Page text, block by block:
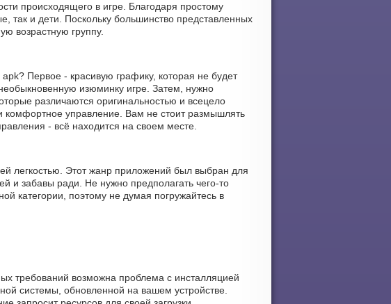
происходящего в игре. Благодаря простому
так и дети. Поскольку большинство представленных
возрастную группу.
Первое - красивую графику, которая не будет
изюминку игре. Затем, нужно
различаются оригинальностью и всецело
комфортное управление. Вам не стоит размышлять
- всё находится на своем месте.
легкостью. Этот жанр приложений был выбран для
и забавы ради. Не нужно предполагать чего-то
категории, поэтому не думая погружайтесь в
требований возможна проблема с инсталляцией
системы, обновленной на вашем устройстве.